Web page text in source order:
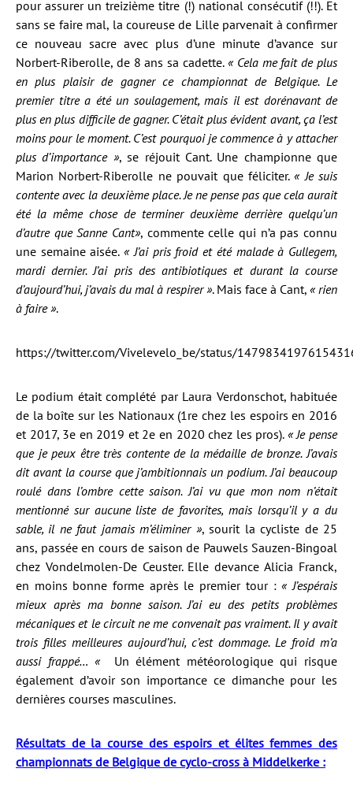
pour assurer un treizième titre (!) national consécutif (!!). Et
sans se faire mal, la coureuse de Lille parvenait à confirmer
ce nouveau sacre avec plus d’une minute d’avance sur
Norbert-Riberolle, de 8 ans sa cadette. « Cela me fait de plus
en plus plaisir de gagner ce championnat de Belgique. Le
premier titre a été un soulagement, mais il est dorénavant de
plus en plus difficile de gagner. C’était plus évident avant, ça l’est
moins pour le moment. C’est pourquoi je commence à y attacher
plus d’importance », se réjouit Cant. Une championne que
Marion Norbert-Riberolle ne pouvait que féliciter.« Je suis
contente avec la deuxième place. Je ne pense pas que cela aurait
été la même chose de terminer deuxième derrière quelqu’un
d’autre que Sanne Cant», commente celle qui n’a pas connu
une semaine aisée.« J’ai pris froid et été malade à Gullegem,
mardi dernier. J’ai pris des antibiotiques et durant la course
d’aujourd’hui, j’avais du mal à respirer ». Mais face à Cant, « rien
à faire ».
https://twitter.com/Vivelevelo_be/status/
Le podium était complété par Laura Verdonschot, habituée
de la boîte sur les Nationaux (1re chez les espoirs en 2016
et 2017, 3e en 2019 et 2e en 2020 chez les pros). « Je pense
que je peux être très contente de la médaille de bronze. J’avais
dit avant la course que j’ambitionnais un podium. J’ai beaucoup
roulé dans l’ombre cette saison. J’ai vu que mon nom n’était
mentionné sur aucune liste de favorites, mais lorsqu’il y a du
sable, il ne faut jamais m’éliminer », sourit la cycliste de 25
ans, passée en cours de saison de Pauwels Sauzen-Bingoal
chez Vondelmolen-De Ceuster. Elle devance Alicia Franck,
en moins bonne forme après le premier tour :« J’espérais
mieux après ma bonne saison. J’ai eu des petits problèmes
mécaniques et le circuit ne me convenait pas vraiment. Il y avait
trois filles meilleures aujourd’hui, c’est dommage. Le froid m’a
aussi frappé… «
Un élément météorologique qui risque
également d’avoir son importance ce dimanche pour les
dernières courses masculines.
Résultats de la course des espoirs et élites femmes des
championnats de Belgique de cyclo-cross à Middelkerke :